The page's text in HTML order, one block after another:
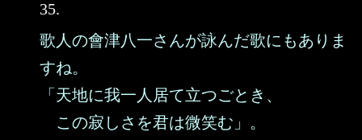
35.
歌人の會津八一さんが詠んだ歌にもありま
すね。
「天地に我一人居て立つごとき、
この寂しさを君は微笑む」。